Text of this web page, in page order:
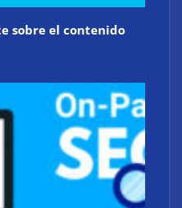
sobre el contenido